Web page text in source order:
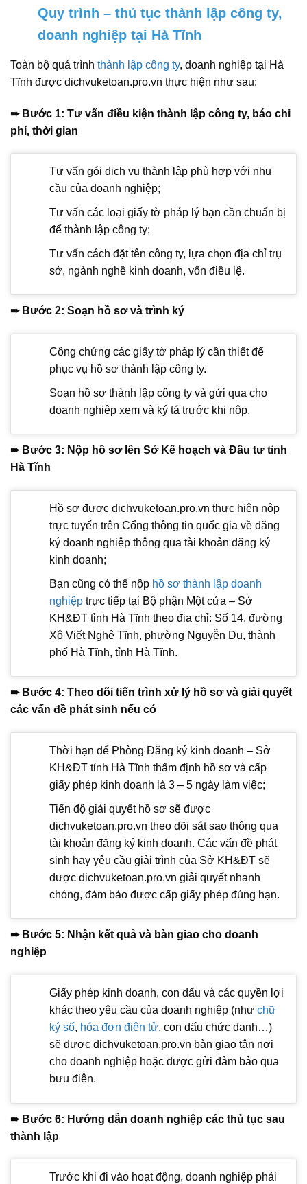
Quy trình – thủ tục thành lập công ty,
doanh nghiệp tại Hà Tĩnh
Toàn bộ quá trình thành lập công ty, doanh nghiệp tại Hà
Tĩnh được dichvuketoan.pro.vn thực hiện như sau:
➨ Bước 1: Tư vấn điều kiện thành lập công ty, báo chi
phí, thời gian
Tư vấn gói dịch vụ thành lập phù hợp với nhu
cầu của doanh nghiệp;
Tư vấn các loại giấy tờ pháp lý bạn cần chuẩn bị
để thành lập công ty;
Tư vấn cách đặt tên công ty, lựa chọn địa chỉ trụ
sở, ngành nghề kinh doanh, vốn điều lệ.
➨ Bước 2: Soạn hồ sơ và trình ký
Công chứng các giấy tờ pháp lý cần thiết để
phục vụ hồ sơ thành lập công ty.
Soạn hồ sơ thành lập công ty và gửi qua cho
doanh nghiệp xem và ký tá trước khi nộp.
➨ Bước 3: Nộp hồ sơ lên Sở Kế hoạch và Đầu tư tỉnh
Hà Tĩnh
Hồ sơ được dichvuketoan.pro.vn thực hiện nộp
trực tuyến trên Cổng thông tin quốc gia về đăng
ký doanh nghiệp thông qua tài khoản đăng ký
kinh doanh;
Bạn cũng có thể nộp hồ sơ thành lập doanh
nghiệptrực tiếp tại Bộ phận Một cửa – Sở
KH&ĐT tỉnh Hà Tĩnh theo địa chỉ: Số 14, đường
Xô Viết Nghệ Tĩnh, phường Nguyễn Du, thành
phố Hà Tĩnh, tỉnh Hà Tĩnh.
➨ Bước 4: Theo dõi tiến trình xử lý hồ sơ và giải quyết
các vấn đề phát sinh nếu có
Thời hạn để Phòng Đăng ký kinh doanh – Sở
KH&ĐT tỉnh Hà Tĩnh thẩm định hồ sơ và cấp
giấy phép kinh doanh là 3 – 5 ngày làm việc;
Tiến độ giải quyết hồ sơ sẽ được
dichvuketoan.pro.vn theo dõi sát sao thông qua
tài khoản đăng ký kinh doanh. Các vấn đề phát
sinh hay yêu cầu giải trình của Sở KH&ĐT sẽ
được dichvuketoan.pro.vn giải quyết nhanh
chóng, đảm bảo được cấp giấy phép đúng hạn.
➨ Bước 5: Nhận kết quả và bàn giao cho doanh
nghiệp
Giấy phép kinh doanh, con dấu và các quyền lợi
khác theo yêu cầu của doanh nghiệp (như chữ
ký số, hóa đơn điện tử, con dấu chức danh…)
sẽ được dichvuketoan.pro.vn bàn giao tận nơi
cho doanh nghiệp hoặc được gửi đảm bảo qua
bưu điện.
➨ Bước 6: Hướng dẫn doanh nghiệp các thủ tục sau
thành lập
Trước khi đi vào hoạt động, doanh nghiệp phải